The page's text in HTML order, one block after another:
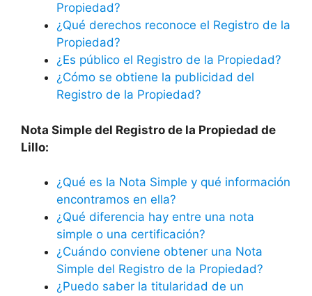
Propiedad?
¿Qué derechos reconoce el Registro de la
Propiedad?
¿Es público el Registro de la Propiedad?
¿Cómo se obtiene la publicidad del
Registro de la Propiedad?
Nota Simple del Registro de la Propiedad de
Lillo:
¿Qué es la Nota Simple y qué información
encontramos en ella?
¿Qué diferencia hay entre una nota
simple o una certificación?
¿Cuándo conviene obtener una Nota
Simple del Registro de la Propiedad?
¿Puedo saber la titularidad de un